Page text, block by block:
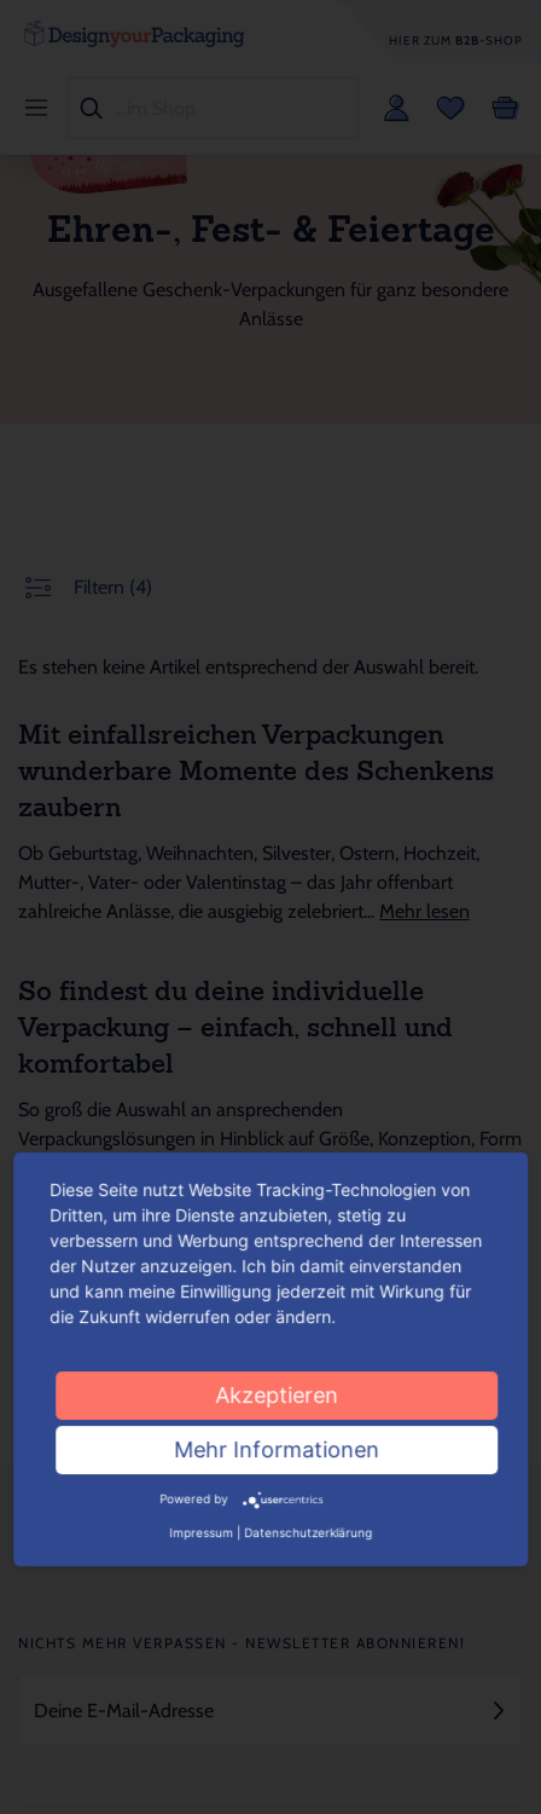
HIER ZUM B2B-SHOP
Ehren-, Fest- & Feiertage
Ausgefallene Geschenk-Verpackungen für ganz besondere
Anlässe
Filtern (4)
Es stehen keine Artikel entsprechend der Auswahl bereit.
Mit einfallsreichen Verpackungen
wunderbare Momente des Schenkens
zaubern
Ob Geburtstag, Weihnachten, Silvester, Ostern, Hochzeit,
Mutter-, Vater- oder Valentinstag – das Jahr offenbart
zahlreiche Anlässe, die ausgiebig zelebriert... Mehr lesen
So findest du deine individuelle
Verpackung – einfach, schnell und
komfortabel
So groß die Auswahl an ansprechenden
Verpackungslösungen in Hinblick auf Größe, Konzeption, Form
Für jeden Anlass Verpackungen
wunschgemäß konfigurieren
Je nach Verpackungstyp kannst du ganz einfach deine
Mehr lesen
NICHTS MEHR VERPASSEN - NEWSLETTER ABONNIEREN!
Diese Seite nutzt Website Tracking-Technologien von
Dritten, um ihre Dienste anzubieten, stetig zu
verbessern und Werbung entsprechend der Interessen
der Nutzer anzuzeigen. Ich bin damit einverstanden
und kann meine Einwilligung jederzeit mit Wirkung für
die Zukunft widerrufen oder ändern.
Akzeptieren
Mehr Informationen
Powered by
Impressum Datenschutzerklärung